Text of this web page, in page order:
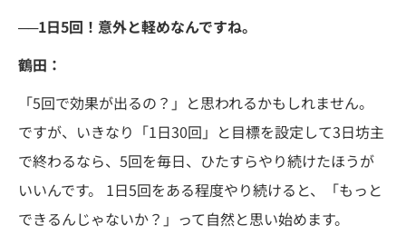
──1日5回！意外と軽めなんですね。
鶴田：
「5回で効果が出るの？」と思われるかもしれません。
ですが、いきなり「1日30回」と目標を設定して3日坊主
で終わるなら、5回を毎日、ひたすらやり続けたほうが
いいんです。 1日5回をある程度やり続けると、「もっと
できるんじゃないか？」って自然と思い始めます。